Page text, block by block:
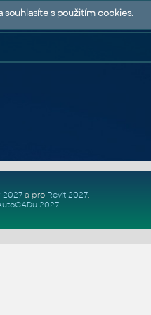
2027a pro Revit 2027.
2027.
souhlasíte s použitím cookies.